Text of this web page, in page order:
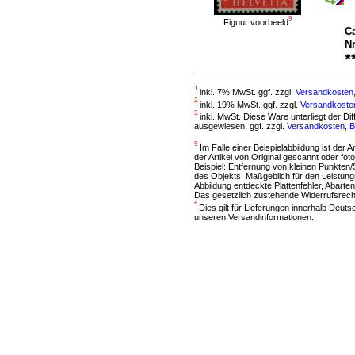
Figuur voorbeeld9
1 inkl. 7% MwSt. ggf. zzgl. Versandkosten
2 inkl. 19% MwSt. ggf. zzgl.
3 inkl. MwSt. Diese Ware unterliegt der
ausgewiesen, ggf. zzgl. Versandkosten
9
Im Falle einer Beispielabbildung ist der
der Artikel von Original gescannt oder
Beispiel: Entfernung von kleinen
des Objekts. Maßgeblich für den
Abbildung entdeckte Plattenfehler,
Das gesetzlich zustehende
* Dies gilt für Lieferungen innerhalb
unseren Versandinformationen.